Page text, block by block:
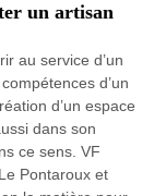
un artisan
au service d’un
d’un
d’un espace
dans son
ce sens. VF
Pontaroux et